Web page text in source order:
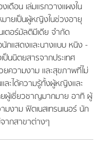
ดือน เล่มแรกวางแผงใน
มายเป็นผู้หญิงในช่วงอายุ
ตอร์มัลติมีเดีย จำกัด
กแสดงและนางแบบ หนิง -
นิตยสารจากประเทศ
ความงาม และสุขภาพที่ไม่
ละได้ความรู้ทั้งผู้หญิงและ
ยผู้เชี่ยวชาญมากมาย อาทิ ผู้
งาม ฟิตเนสเทรนเนอร์ นัก
ากสาขาต่างๆ